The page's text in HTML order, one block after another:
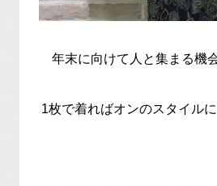
年末に向けて人と集まる機
1枚で着ればオンのスタイル